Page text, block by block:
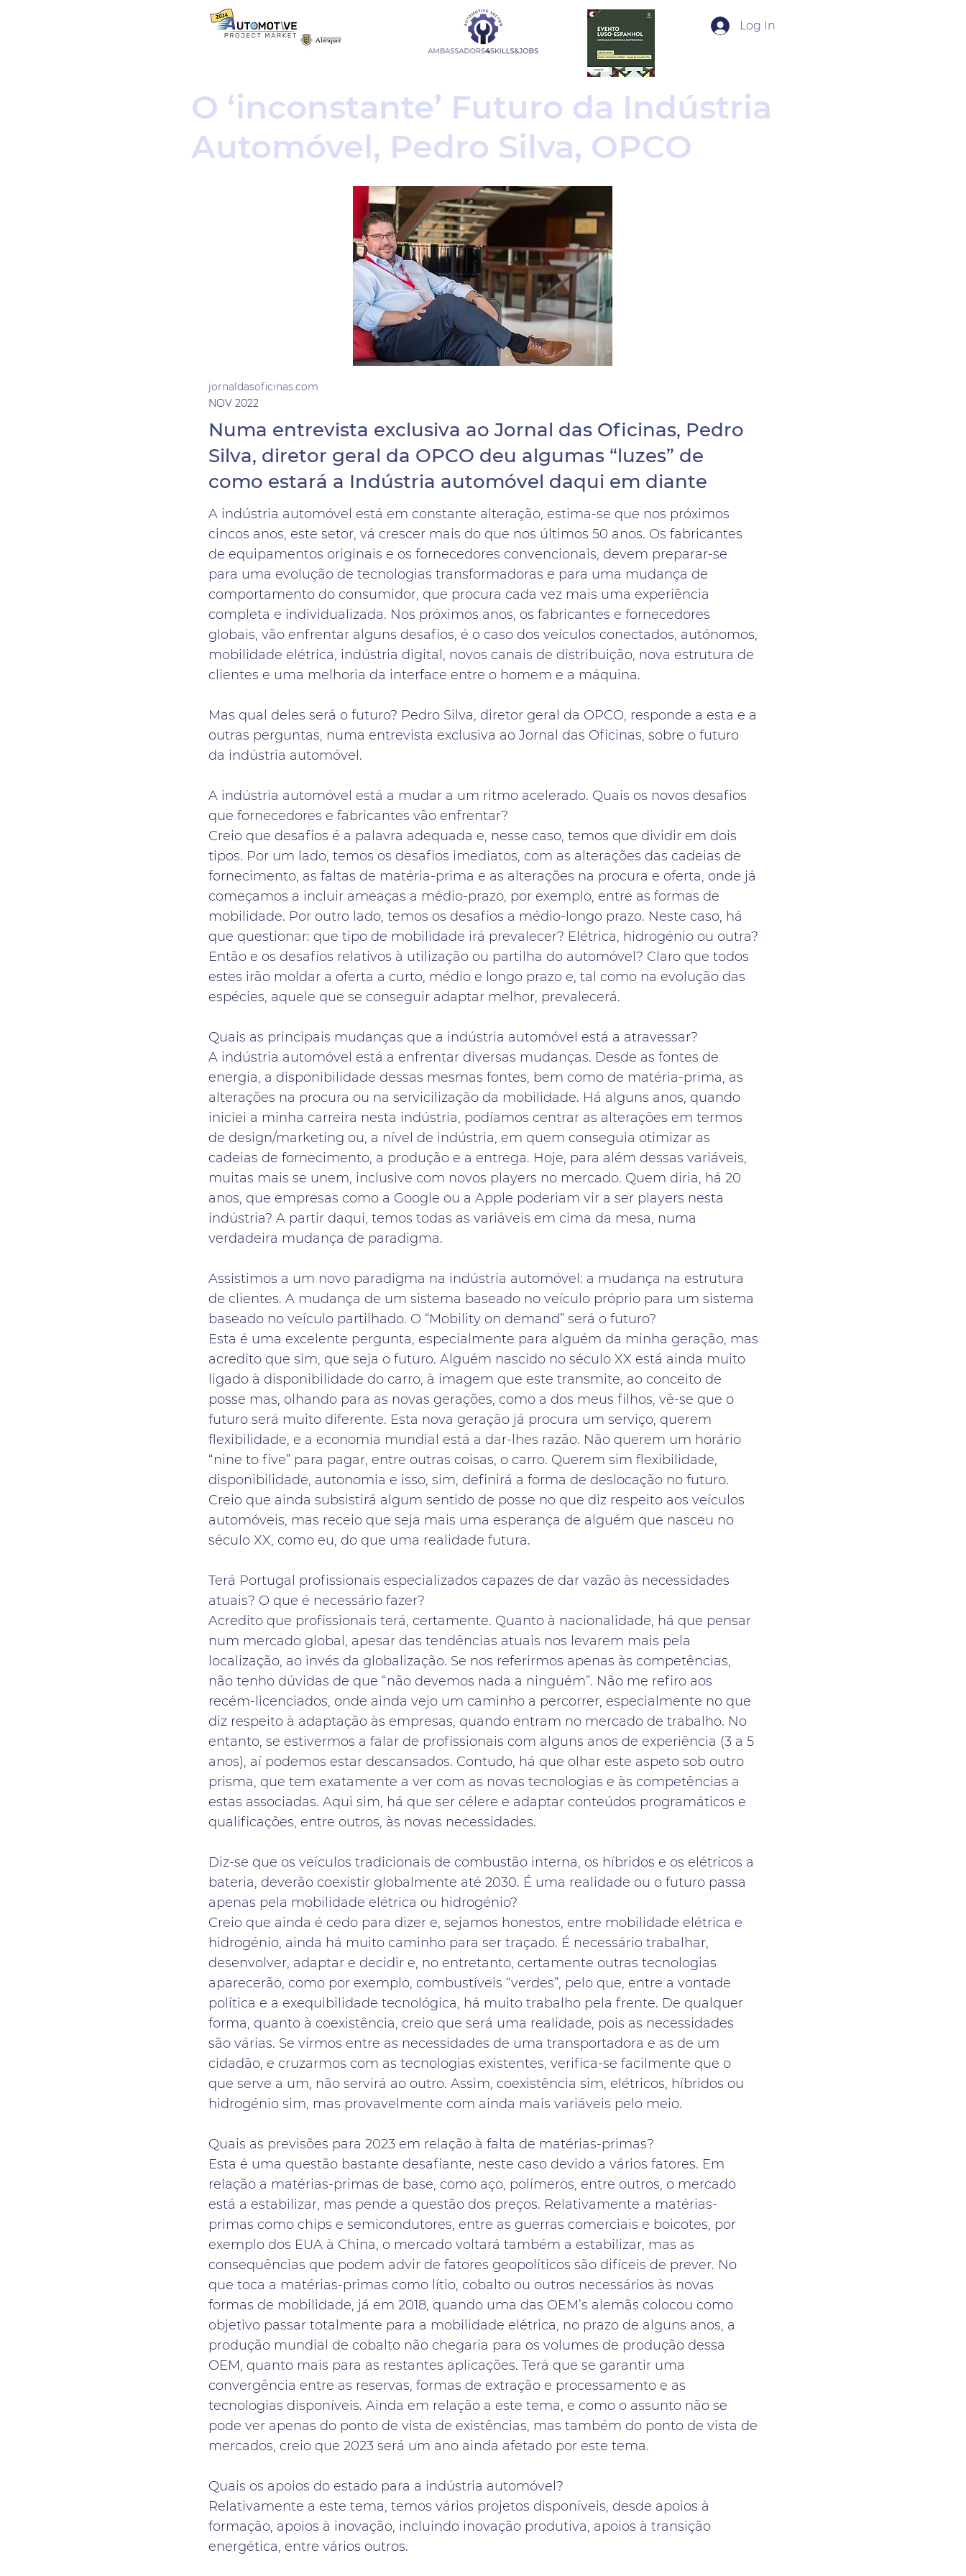
Log In
O ‘inconstante’ Futuro da Indústria
Automóvel, Pedro Silva, OPCO
jornaldasoficinas.com
NOV 2022
Numa entrevista exclusiva ao Jornal das Oficinas, Pedro
Silva, diretor geral da OPCO deu algumas “luzes” de
como estará a Indústria automóvel daqui em diante
A indústria automóvel está em constante alteração, estima-se que nos próximos
cincos anos, este setor, vá crescer mais do que nos últimos 50 anos. Os fabricantes
de equipamentos originais e os fornecedores convencionais, devem preparar-se
para uma evolução de tecnologias transformadoras e para uma mudança de
comportamento do consumidor, que procura cada vez mais uma experiência
completa e individualizada. Nos próximos anos, os fabricantes e fornecedores
globais, vão enfrentar alguns desafios, é o caso dos veículos conectados, autónomos,
mobilidade elétrica, indústria digital, novos canais de distribuição, nova estrutura de
clientes e uma melhoria da interface entre o homem e a máquina.
Mas qual deles será o futuro? Pedro Silva, diretor geral da OPCO, responde a esta e a
outras perguntas, numa entrevista exclusiva ao Jornal das Oficinas, sobre o futuro
da indústria automóvel.
A indústria automóvel está a mudar a um ritmo acelerado. Quais os novos desafios
que fornecedores e fabricantes vão enfrentar?
Creio que desafios é a palavra adequada e, nesse caso, temos que dividir em dois
tipos. Por um lado, temos os desafios imediatos, com as alterações das cadeias de
fornecimento, as faltas de matéria-prima e as alterações na procura e oferta, onde já
começamos a incluir ameaças a médio-prazo, por exemplo, entre as formas de
mobilidade. Por outro lado, temos os desafios a médio-longo prazo. Neste caso, há
que questionar: que tipo de mobilidade irá prevalecer? Elétrica, hidrogénio ou outra?
Então e os desafios relativos à utilização ou partilha do automóvel? Claro que todos
estes irão moldar a oferta a curto, médio e longo prazo e, tal como na evolução das
espécies, aquele que se conseguir adaptar melhor, prevalecerá.
Quais as principais mudanças que a indústria automóvel está a atravessar?
A indústria automóvel está a enfrentar diversas mudanças. Desde as fontes de
energia, a disponibilidade dessas mesmas fontes, bem como de matéria-prima, as
alterações na procura ou na servicilização da mobilidade. Há alguns anos, quando
iniciei a minha carreira nesta indústria, podíamos centrar as alterações em termos
de design/marketing ou, a nível de indústria, em quem conseguia otimizar as
cadeias de fornecimento, a produção e a entrega. Hoje, para além dessas variáveis,
muitas mais se unem, inclusive com novos players no mercado. Quem diria, há 20
anos, que empresas como a Google ou a Apple poderiam vir a ser players nesta
indústria? A partir daqui, temos todas as variáveis em cima da mesa, numa
verdadeira mudança de paradigma.
Assistimos a um novo paradigma na indústria automóvel: a mudança na estrutura
de clientes. A mudança de um sistema baseado no veículo próprio para um sistema
baseado no veículo partilhado. O “Mobility on demand” será o futuro?
Esta é uma excelente pergunta, especialmente para alguém da minha geração, mas
acredito que sim, que seja o futuro. Alguém nascido no século XX está ainda muito
ligado à disponibilidade do carro, à imagem que este transmite, ao conceito de
posse mas, olhando para as novas gerações, como a dos meus filhos, vê-se que o
futuro será muito diferente. Esta nova geração já procura um serviço, querem
flexibilidade, e a economia mundial está a dar-lhes razão. Não querem um horário
“nine to five” para pagar, entre outras coisas, o carro. Querem sim flexibilidade,
disponibilidade, autonomia e isso, sim, definirá a forma de deslocação no futuro.
Creio que ainda subsistirá algum sentido de posse no que diz respeito aos veículos
automóveis, mas receio que seja mais uma esperança de alguém que nasceu no
século XX, como eu, do que uma realidade futura.
Terá Portugal profissionais especializados capazes de dar vazão às necessidades
atuais? O que é necessário fazer?
Acredito que profissionais terá, certamente. Quanto à nacionalidade, há que pensar
num mercado global, apesar das tendências atuais nos levarem mais pela
localização, ao invés da globalização. Se nos referirmos apenas às competências,
não tenho dúvidas de que “não devemos nada a ninguém”. Não me refiro aos
recém-licenciados, onde ainda vejo um caminho a percorrer, especialmente no que
diz respeito à adaptação às empresas, quando entram no mercado de trabalho. No
entanto, se estivermos a falar de profissionais com alguns anos de experiência (3 a 5
anos), aí podemos estar descansados. Contudo, há que olhar este aspeto sob outro
prisma, que tem exatamente a ver com as novas tecnologias e às competências a
estas associadas. Aqui sim, há que ser célere e adaptar conteúdos programáticos e
qualificações, entre outros, às novas necessidades.
Diz-se que os veículos tradicionais de combustão interna, os híbridos e os elétricos a
bateria, deverão coexistir globalmente até 2030. É uma realidade ou o futuro passa
apenas pela mobilidade elétrica ou hidrogénio?
Creio que ainda é cedo para dizer e, sejamos honestos, entre mobilidade elétrica e
hidrogénio, ainda há muito caminho para ser traçado. É necessário trabalhar,
desenvolver, adaptar e decidir e, no entretanto, certamente outras tecnologias
aparecerão, como por exemplo, combustíveis “verdes”, pelo que, entre a vontade
política e a exequibilidade tecnológica, há muito trabalho pela frente. De qualquer
forma, quanto à coexistência, creio que será uma realidade, pois as necessidades
são várias. Se virmos entre as necessidades de uma transportadora e as de um
cidadão, e cruzarmos com as tecnologias existentes, verifica-se facilmente que o
que serve a um, não servirá ao outro. Assim, coexistência sim, elétricos, híbridos ou
hidrogénio sim, mas provavelmente com ainda mais variáveis pelo meio.
Quais as previsões para 2023 em relação à falta de matérias-primas?
Esta é uma questão bastante desafiante, neste caso devido a vários fatores. Em
relação a matérias-primas de base, como aço, polímeros, entre outros, o mercado
está a estabilizar, mas pende a questão dos preços. Relativamente a matérias-
primas como chips e semicondutores, entre as guerras comerciais e boicotes, por
exemplo dos EUA à China, o mercado voltará também a estabilizar, mas as
consequências que podem advir de fatores geopolíticos são difíceis de prever. No
que toca a matérias-primas como lítio, cobalto ou outros necessários às novas
formas de mobilidade, já em 2018, quando uma das OEM’s alemãs colocou como
objetivo passar totalmente para a mobilidade elétrica, no prazo de alguns anos, a
produção mundial de cobalto não chegaria para os volumes de produção dessa
OEM, quanto mais para as restantes aplicações. Terá que se garantir uma
convergência entre as reservas, formas de extração e processamento e as
tecnologias disponíveis. Ainda em relação a este tema, e como o assunto não se
pode ver apenas do ponto de vista de existências, mas também do ponto de vista de
mercados, creio que 2023 será um ano ainda afetado por este tema.
Quais os apoios do estado para a indústria automóvel?
Relativamente a este tema, temos vários projetos disponíveis, desde apoios à
formação, apoios à inovação, incluindo inovação produtiva, apoios à transição
energética, entre vários outros.